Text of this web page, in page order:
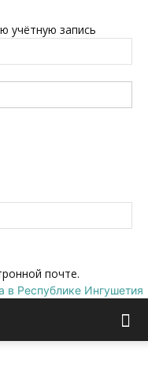
учётную запись
почте.
в Республике Ингушетия